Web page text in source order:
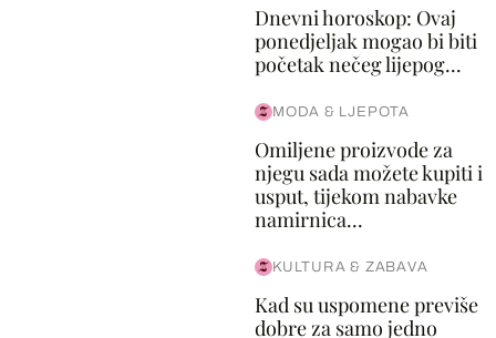
Dnevni horoskop: Ovaj
ponedjeljak mogao bi biti
početak nečeg lijepog...
MODA & LJEPOTA
Omiljene proizvode za
njegu sada možete kupiti i
usput, tijekom nabavke
namirnica...
KULTURA & ZABAVA
Kad su uspomene previše
dobre za samo jedno